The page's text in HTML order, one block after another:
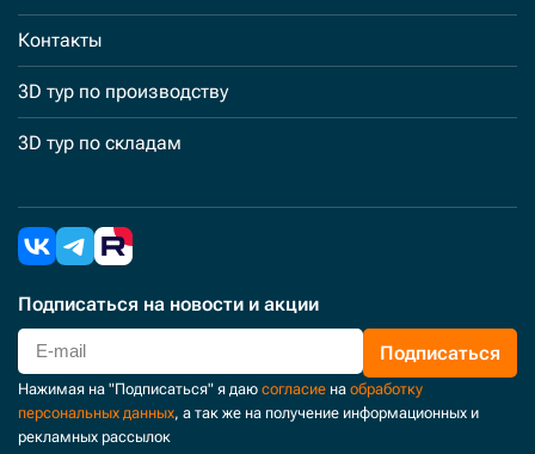
Контакты
3D тур по производству
3D тур по складам
Подписаться на новости и акции
Подписаться
Нажимая на "Подписаться" я даю согласие на обработку
персональных данных, а так же на получение информационных и
рекламных рассылок